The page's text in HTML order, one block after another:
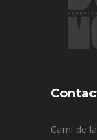
Camí de